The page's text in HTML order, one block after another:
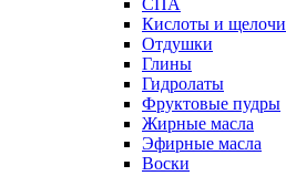
CПА
Кислоты и щелочи
Отдушки
Глины
Гидролаты
Фруктовые пудры
Жирные масла
Эфирные масла
Воски